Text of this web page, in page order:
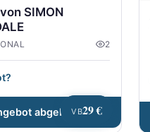
VB29 €
SIMON
2
abgeben